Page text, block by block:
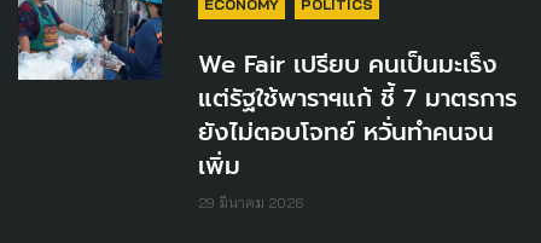
ECONOMY POLITICS
We Fair เปรียบ คนเป็นมะเร็ง
แต่รัฐใช้พาราฯแก้ ชี้ 7 มาตรการ
ยังไม่ตอบโจทย์ หวั่นทำคนจน
เพิ่ม
29 มีนาคม 2026